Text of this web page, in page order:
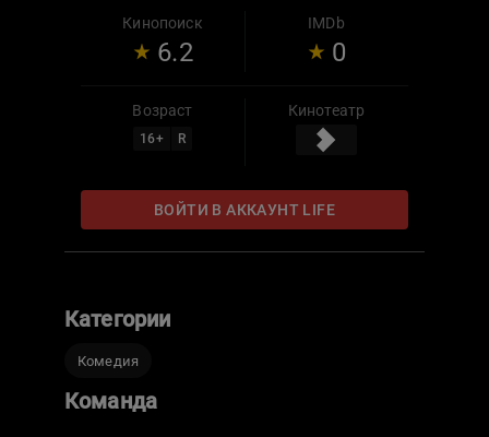
электричеством — идеальное место для
майнинга. Осталось только скрыть эту
затею от коллекторов, председателя
Кинопоиск
6.2
IMDb
0
Возраст
16+ R
Кинотеатр
ВОЙТИ В АККАУНТ LIFE
Категории
Комедия
Команда